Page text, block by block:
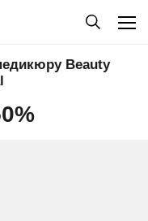
Beauty